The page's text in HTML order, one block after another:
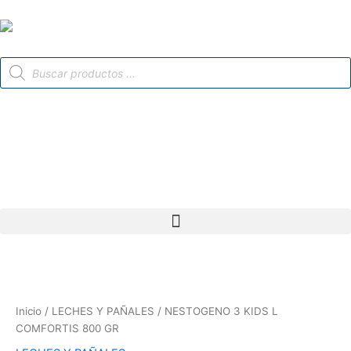
al
Búsqueda
de
Inicio / LECHES Y PAÑALES / NESTOGENO 3 KIDS L
COMFORTIS 800 GR
L
COMFORTIS
800